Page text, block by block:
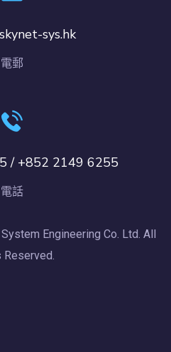
sys.hk
電郵
/ +852 2149 6255
電話
Engineering Co. Ltd. All
Reserved.